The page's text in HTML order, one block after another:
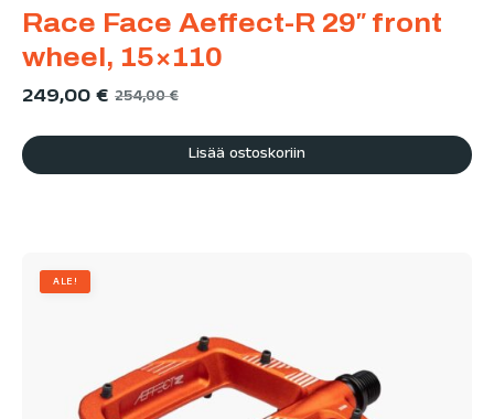
Race Face Aeffect-R 29″ front
wheel, 15×110
249,00€ 254,00€
Lisää ostoskoriin
ALE!